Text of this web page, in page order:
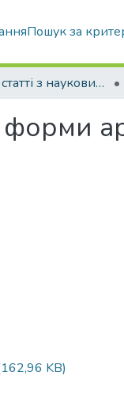
Пошук за
Вибрані статті з наукових збірників КНУБА
форми
KB)